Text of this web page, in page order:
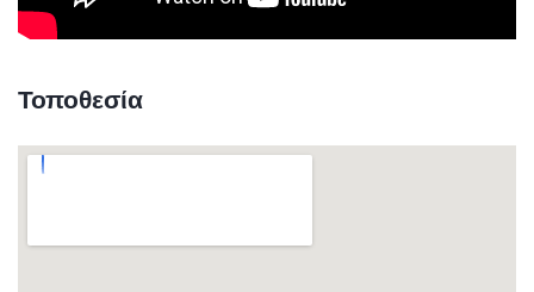
Τοποθεσία